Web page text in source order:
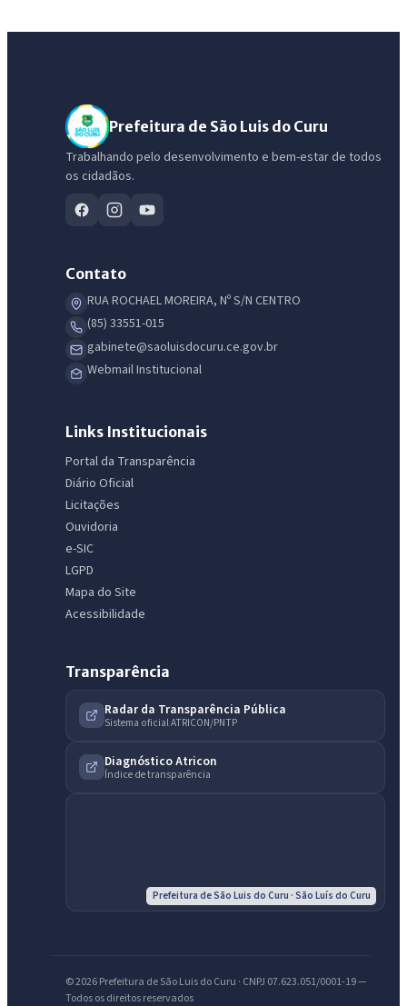
Prefeitura de São Luis do Curu
Trabalhando pelo desenvolvimento e bem-estar de todos
os cidadãos.
Contato
RUA ROCHAEL MOREIRA, Nº S/N CENTRO
(85) 33551-015
gabinete@saoluisdocuru.ce.gov.br
Webmail Institucional
Links Institucionais
Portal da Transparência
Diário Oficial
Licitações
Ouvidoria
e-SIC
LGPD
Mapa do Site
Acessibilidade
Transparência
Radar da Transparência Pública
Sistema oficial ATRICON/PNTP
Diagnóstico Atricon
Índice de transparência
Prefeitura de São Luis do Curu · São Luís do Curu
© 2026 Prefeitura de São Luis do Curu · CNPJ 07.623.051/0001-19 —
Todos os direitos reservados
IntGest AI
Assistente do Portal